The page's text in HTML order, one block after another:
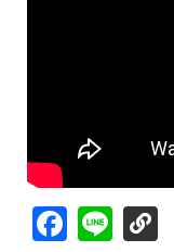
Facebook
Line